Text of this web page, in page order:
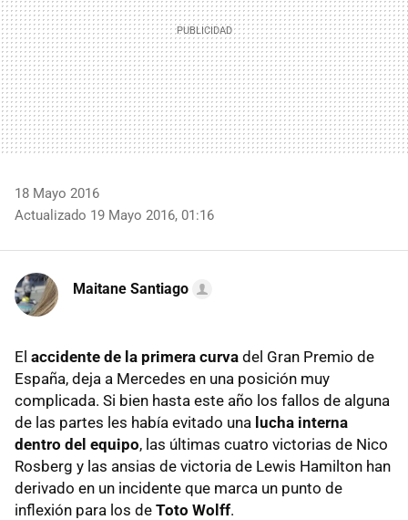
18 Mayo 2016
Actualizado 19 Mayo 2016, 01:16
Maitane Santiago
El accidente de la primera curva del Gran Premio de
España, deja a Mercedes en una posición muy
complicada. Si bien hasta este año los fallos de alguna
de las partes les había evitado una lucha interna
dentro del equipo, las últimas cuatro victorias de Nico
Rosberg y las ansias de victoria de Lewis Hamilton han
derivado en un incidente que marca un punto de
inflexión para los de Toto Wolff.